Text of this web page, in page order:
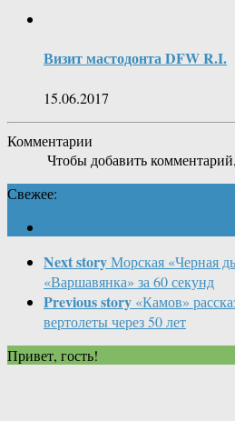
Визит мастодонта DFW R.I.
15.06.2017
Комментарии
Чтобы добавить
Свежее:
Next storyМорская «Черная
«Варшавянка» за 60 секунд
Previous story «Камов»
вертолеты через 50 лет
Привет, гость!